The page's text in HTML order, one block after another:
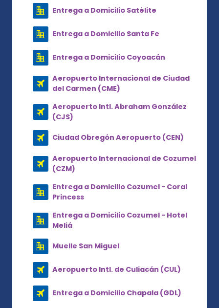
Entrega a Domicilio Satélite
Entrega a Domicilio Santa Fe
Entrega a Domicilio Coyoacán
Aeropuerto Internacional de Ciudad
del Carmen (CME)
Aeropuerto Intl. Abraham González
(CJS)
Ciudad Obregón Aeropuerto (CEN)
Aeropuerto Internacional de Cozumel
(CZM)
Entrega a Domicilio Cozumel - Coral
Princess
Entrega a Domicilio Cozumel - Hotel
Meliá
Muelle San Miguel
Aeropuerto Intl. de Culiacán (CUL)
Entrega a Domicilio Chapala (GDL)